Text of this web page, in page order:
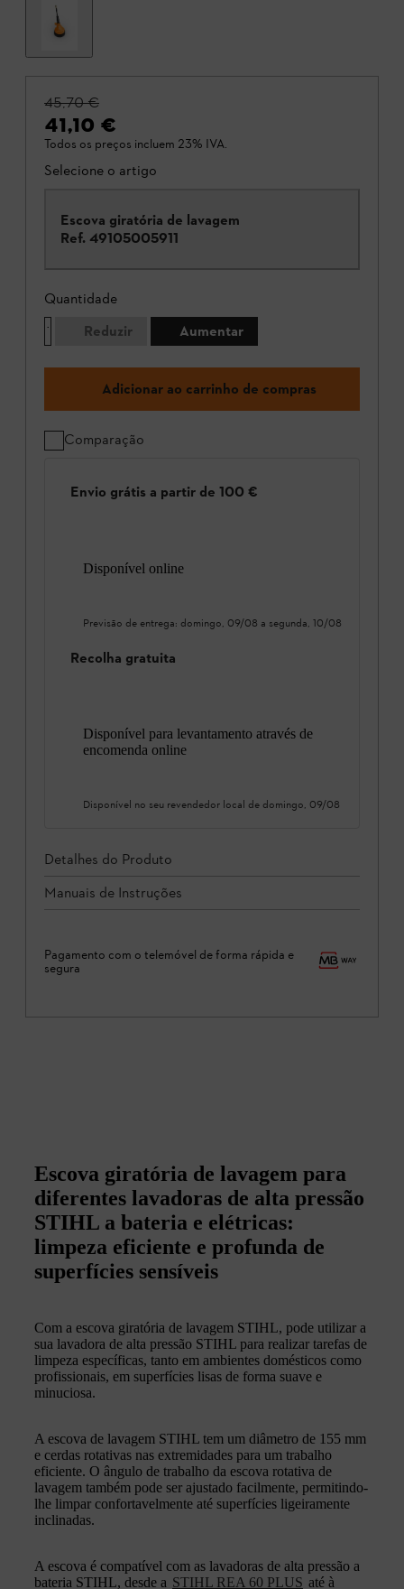
45,70 €
41,10 €
Todos os preços incluem 23% IVA.
Selecione o artigo
Escova giratória de lavagem
Ref. 49105005911
Quantidade
Reduzir
Aumentar
Adicionar ao carrinho de compras
Comparação
Envio grátis a partir de 100 €
Disponível online
Previsão de entrega: domingo, 09/08 a segunda, 10/08
Recolha gratuita
Disponível para levantamento através de
encomenda online
Disponível no seu revendedor local de domingo, 09/08
Detalhes do Produto
Manuais de Instruções
Pagamento com o telemóvel de forma rápida e
segura
Escova giratória de lavagem para
diferentes lavadoras de alta pressão
STIHL a bateria e elétricas:
limpeza eficiente e profunda de
superfícies sensíveis
Com a escova giratória de lavagem STIHL, pode utilizar a
sua lavadora de alta pressão STIHL para realizar tarefas de
limpeza específicas, tanto em ambientes domésticos como
profissionais, em superfícies lisas de forma suave e
minuciosa.
A escova de lavagem STIHL tem um diâmetro de 155 mm
e cerdas rotativas nas extremidades para um trabalho
eficiente. O ângulo de trabalho da escova rotativa de
lavagem também pode ser ajustado facilmente, permitindo-
lhe limpar confortavelmente até superfícies ligeiramente
inclinadas.
A escova é compatível com as lavadoras de alta pressão a
bateria STIHL, desde a STIHL REA 60 PLUS até à